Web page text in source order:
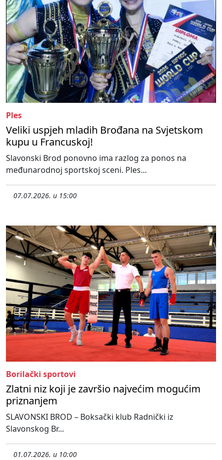
Ples
Veliki uspjeh mladih Brođana na Svjetskom
kupu u Francuskoj!
Slavonski Brod ponovno ima razlog za ponos na
međunarodnoj sportskoj sceni. Ples...
07.07.2026. u 15:00
Borilački sportovi
Zlatni niz koji je završio najvećim mogućim
priznanjem
SLAVONSKI BROD – Boksački klub Radnički iz
Slavonskog Br...
01.07.2026. u 10:00